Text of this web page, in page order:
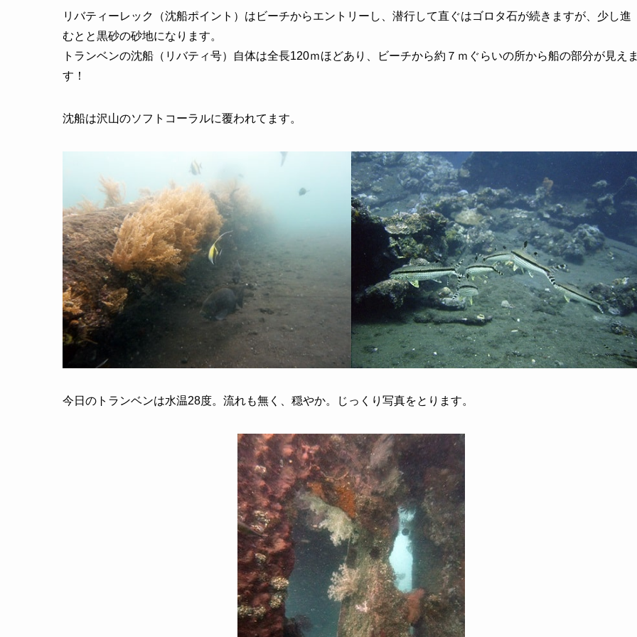
リバティーレック（沈船ポイント）はビーチからエントリーし、潜行して直ぐはゴロタ石が続きますが、少し進
むとと黒砂の砂地になります。
トランベンの沈船（リバティ号）自体は全長120ｍほどあり、ビーチから約７ｍぐらいの所から船の部分が見え
す！
沈船は沢山のソフトコーラルに覆われてます。
今日のトランベンは水温28度。流れも無く、穏やか。じっくり写真をとります。